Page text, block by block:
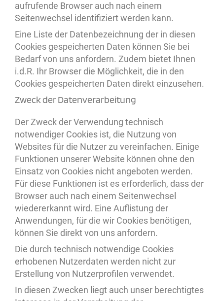
aufrufende Browser auch nach einem
Seitenwechsel identifiziert werden kann.
Eine Liste der Datenbezeichnung der in diesen
Cookies gespeicherten Daten können Sie bei
Bedarf von uns anfordern. Zudem bietet Ihnen
i.d.R. Ihr Browser die Möglichkeit, die in den
Cookies gespeicherten Daten direkt einzusehen.
Zweck der Datenverarbeitung
Der Zweck der Verwendung technisch
notwendiger Cookies ist, die Nutzung von
Websites für die Nutzer zu vereinfachen. Einige
Funktionen unserer Website können ohne den
Einsatz von Cookies nicht angeboten werden.
Für diese Funktionen ist es erforderlich, dass der
Browser auch nach einem Seitenwechsel
wiedererkannt wird. Eine Auflistung der
Anwendungen, für die wir Cookies benötigen,
können Sie direkt von uns anfordern.
Die durch technisch notwendige Cookies
erhobenen Nutzerdaten werden nicht zur
Erstellung von Nutzerprofilen verwendet.
In diesen Zwecken liegt auch unser berechtigtes